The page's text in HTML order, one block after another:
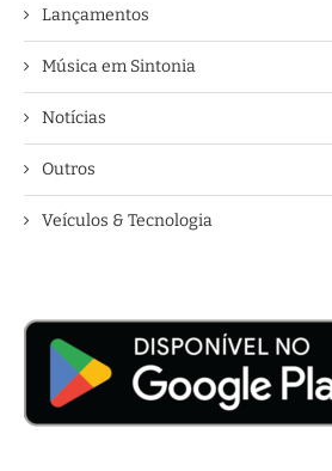
Lançamentos
Música em Sintonia
Notícias
Outros
Veículos & Tecnologia